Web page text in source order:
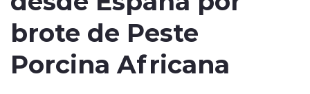
brote de Peste
Porcina Africana